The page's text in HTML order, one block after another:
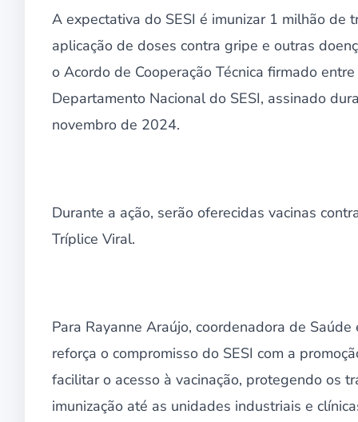
A expectativa do SESI é imunizar 1 milhão
aplicação de doses contra gripe e outras
o Acordo de Cooperação Técnica firmado
Departamento Nacional do SESI, assinado
novembro de 2024.
Durante a ação, serão oferecidas vacinas
Tríplice Viral.
Para Rayanne Araújo, coordenadora de
reforça o compromisso do SESI com a
facilitar o acesso à vacinação, protegendo os
imunização até as unidades industriais e